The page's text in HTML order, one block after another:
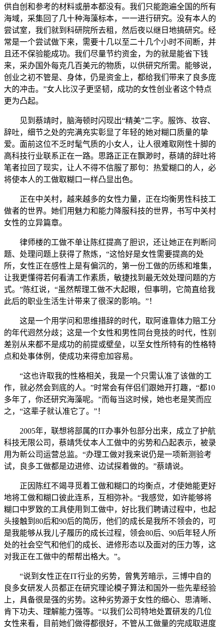
供自创和参考的材料或册本都没有。我们只能跑遍全国的所有
海域，采集回了几十种海藻标本，一一进行研究。没有本人的
尝试室，我们就到科研院所去租，然后夜以继日地搞研究。经
常是一个尝试做下来，需要十几以至二十几个小时不间断，并
且还不保验能成功。我们尽量节约资金，为的就是能省下钱
来，采办国外每克几百美元的物质，以供研究所需。能够说，
创业之初不管是、身体，仍是资金上，都给我们带来了良多庞
大的冲击。”女人比汉子更坚韧，成功的女性创业者这个特点
更为凸起。
见到蔡靖时，脑海顿时闪现出“精美”二字。服饰、妆容、
辞吐，细节之处的完满充实彰显了年轻的她对糊口质量的挚
爱。面前这位不乏时髦气质的小女人，让人很难取刚性十脚的
高科技行业联系正在一路。思路正正在飘渺时，蔡靖的辞吐将
笔者拉回了现实，让人不得不信服了那句：热爱糊口的人，必
将使本人的工做取糊口一样凸显出色。
正在中关村，越来越多的女性力量，正在均衡男性科技工
做者的世界。她们用魅力和能力降服科技的世界，书写中关村
女性的立异篇章。
律师楼的工做不单让陈红提高了胆识，还让她正在判断问
题、处理问题上获得了熬炼，“这恰好是女性需要提高的处
所，女性正在感性上是有偏沉的，第一份工做的历练和堆集，
让我更懂得若何看清工作素质，敏捷找到最无效处理问题的方
式。”陈红说，“虽然帮理工做不大起眼，但事明，它简直给我
此后的职业生活生计带来了很深的影响。”！
这是一个用学问和思维措辞的时代，取阿谁靠体力赔工分
的年代迥然分歧；这是一个女性和男性同台竞技的时代，性别
差别从来都不是成功的前提或壁垒，以至女性所特有的性格特
点和处事体例，使成功来得愈加容易。
“这也许取我的性格相关，我是一个只需认准了该做的工
作，就必然会到底的人。”时常会有伴侣们跟她开打趣，“都10
多年了，你还研究海藻呢。”而每当这时候，她也老是笑而应
之，“这辈子就认准它了。”！
2005年，联想将部属的IT办事外包部分出来，成立了护航
科技无限公司，蔡靖凭仗本人工做中的劣势和凸起表示，被录
用为新公司运营总监。“办理工做对我来说仍是一项新测验考
试，良多工做都是边进修、边试探着做的。”蔡靖说。
正因陈红不竭寻觅着工做和糊口的均衡点，才使她能更好
地将工做和糊口彼此连系，互相弥补。“我感觉，如许能够将
糊口中罗致的工具使用到工做中，好比我们聘请过程中，也起
头接触到80后和90后的简历，他们的成长是我所不领会的，可
是我能够从我儿子履历的成长过程，领会80后、90后年轻人所
处的社会空气和他们的成长、进修形态以及面对的压力等，这
对我正在工做中的帮帮出格大。”。
“说到女性正在IT行业的劣势，曾隽芳暗示，三博中自的
良多女研发人员都正在研究理论模子算法和国外一些先辈经验
上，具备很是强的劣势。这种劣势源于女性的细心、思清晰、
肯下功夫、理解能力强等。“以我们公司特地处置研发的几位
女性来看，目前她们做得都很好，不管从工做量的完成取进度